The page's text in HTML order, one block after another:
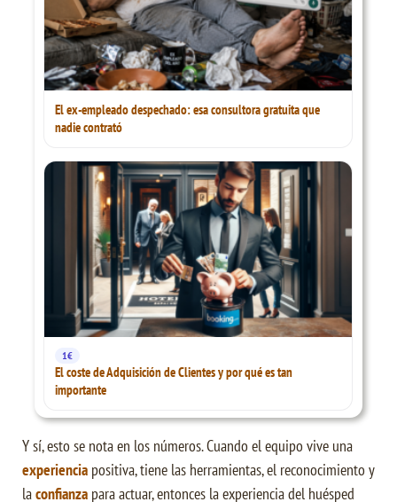
El ex-empleado despechado: esa consultora gratuita que
nadie contrató
1€
El coste de Adquisición de Clientes y por qué es tan
importante
Y sí, esto se nota en los números. Cuando el equipo vive una
experiencia positiva, tiene las herramientas, el reconocimiento y
laconfianza para actuar, entonces la experiencia del huésped